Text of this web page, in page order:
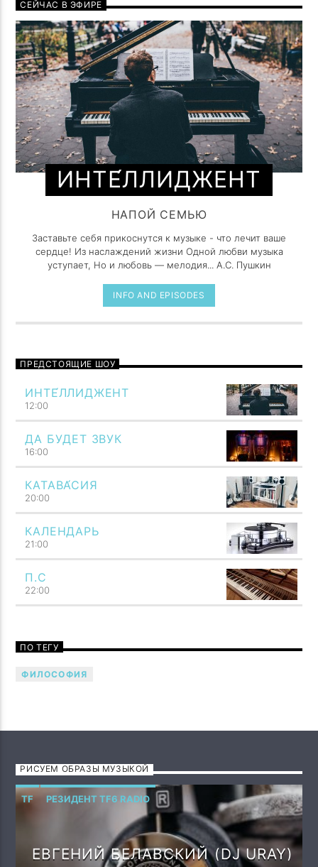
СЕЙЧАС В ЭФИРЕ
ИНТЕ́ЛЛИДЖЕНТ
НАПОЙ СЕМЬЮ
Заставьте себя прикоснутся к музыке - что лечит ваше
сердце! Из наслаждений жизни Одной любви музыка
уступает, Но и любовь — мелодия... А.С. Пушкин
Говори музыкой! Напой семью — TF6 Radio
INFO AND EPISODES
ПРЕДСТОЯЩИЕ ШОУ
ИНТЕ́ЛЛИДЖЕНТ
12:00
ДА БУДЕТ ЗВУК
16:00
КАТАВА́СИЯ
20:00
КАЛЕНДАРЬ
21:00
П.С
22:00
ПО ТЕГУ
ФИЛОСОФИЯ
РИСУЕМ ОБРАЗЫ МУЗЫКОЙ
TF РЕЗИДЕНТ TF6 RADIO
ЕВГЕНИЙ БЕЛАВСКИЙ (DJ URAY)